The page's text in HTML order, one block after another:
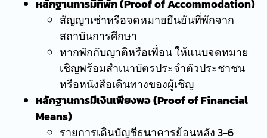
หลักฐานการมีที่พัก (Proof of Accommodation)
สัญญาเช่าหรือจดหมายยืนยันที่พักจาก
สถาบันการศึกษา
หากพักกับญาติหรือเพื่อน ให้แนบจดหมาย
เชิญพร้อมสำเนาบัตรประจำตัวประชาชน
หรือหนังสือเดินทางของผู้เชิญ
หลักฐานการมีเงินเพียงพอ (Proof of Financial
Means)
รายการเดินบัญชีธนาคารย้อนหลัง 3-6